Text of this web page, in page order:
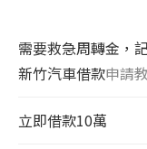
需要救急周轉金，
新竹汽車借款申請
立即借款10萬